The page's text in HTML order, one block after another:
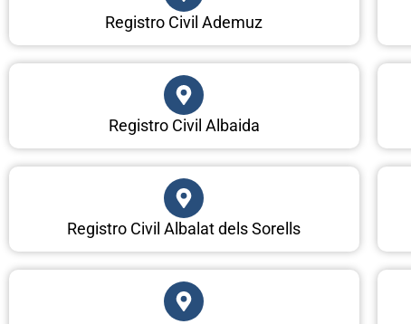
Registro Civil Ademuz
Registro Civil Albaida
Registro Civil Albalat dels Sorells